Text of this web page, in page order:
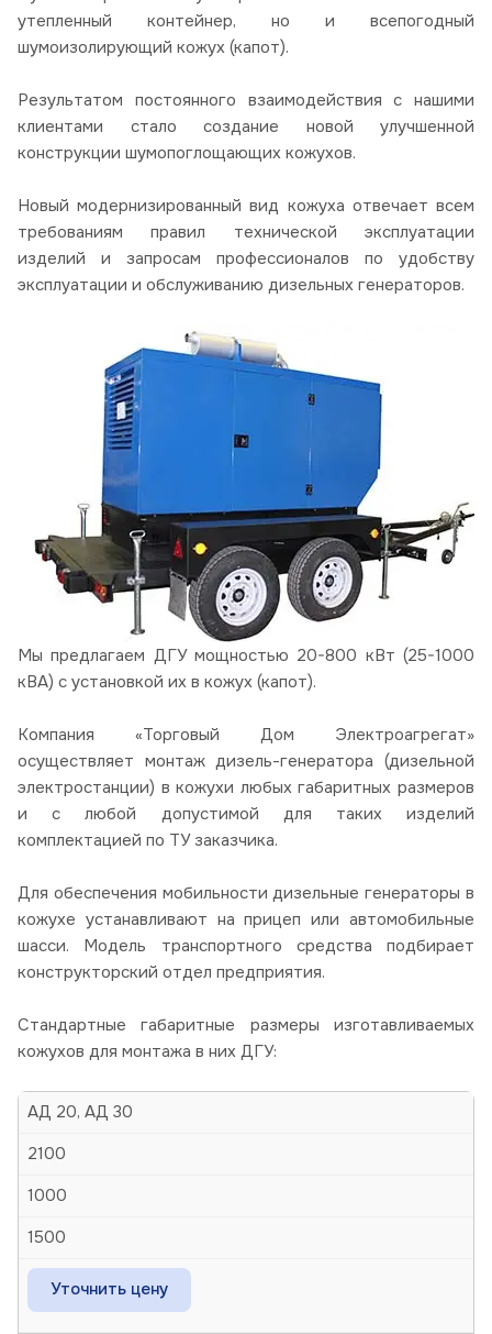
утепленный контейнер, но и всепогодный
шумоизолирующий кожух (капот).
Результатом постоянного взаимодействия с нашими
клиентами стало создание новой улучшенной
конструкции шумопоглощающих кожухов.
Новый модернизированный вид кожуха отвечает всем
требованиям правил технической эксплуатации
изделий и запросам профессионалов по удобству
эксплуатации и обслуживанию дизельных генераторов.
Мы предлагаем ДГУ мощностью 20-800 кВт (25-1000
кВА) с установкой их в кожух (капот).
Компания «Торговый Дом Электроагрегат»
осуществляет монтаж дизель-генератора (дизельной
электростанции) в кожухи любых габаритных размеров
и с любой допустимой для таких изделий
комплектацией по ТУ заказчика.
Для обеспечения мобильности дизельные генераторы в
кожухе устанавливают на прицеп или автомобильные
шасси. Модель транспортного средства подбирает
конструкторский отдел предприятия.
Стандартные габаритные размеры изготавливаемых
кожухов для монтажа в них ДГУ:
АД 20, АД 30
2100
1000
1500
Уточнить цену